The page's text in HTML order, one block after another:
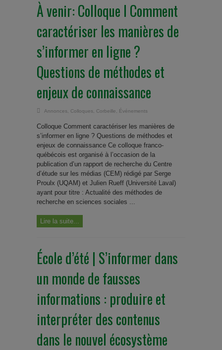
À venir: Colloque I Comment
caractériser les manières de
s’informer en ligne ?
Questions de méthodes et
enjeux de connaissance
Annonces Colloques Corbeille Événements
Colloque Comment caractériser les manières de
s’informer en ligne ? Questions de méthodes et
enjeux de connaissance Ce colloque franco-
québécois est organisé à l’occasion de la
publication d’un rapport de recherche du Centre
d’étude sur les médias (CEM) rédigé par Serge
Proulx (UQAM) et Julien Rueff (Université Laval)
ayant pour titre : Actualité des méthodes de
recherche en sciences sociales ...
Lire la suite...
École d’été | S’informer dans
un monde de fausses
informations : produire et
interpréter des contenus
dans le nouvel écosystème